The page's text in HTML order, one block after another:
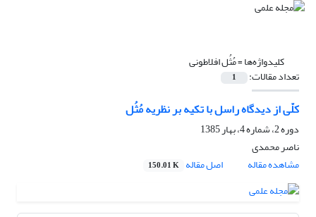
کلیدواژه‌ها =مُثُل افلاطونی
تعداد مقالات: 1
کلّی از دیدگاه راسل با تکیه بر نظریه مُثُل
دوره 2، شماره 4، بهار 1385
ناصر محمدی
مشاهده مقاله
اصل مقاله 150.01 K